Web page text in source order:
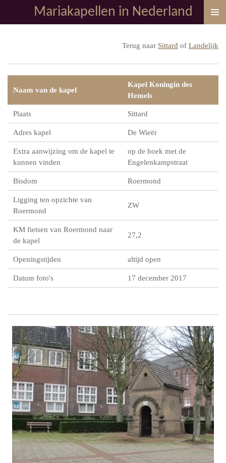
direct
Mariakapellen in Nederland
Terug naar Sittard of Landelijk
Naam van de kapel
Kapel Koningin des
Hemels
Plaats Sittard
Adres kapel De Wieër
Extra aanwijzing om de kapel te
kunnen vinden
op de hoek met de
Engelenkampstraat
Bisdom Roermond
Ligging ten opzichte van
Roermond
ZW
KM fietsen van Roermond naar
de kapel
27,2
Openingstijden altijd open
Datum foto's 17 december 2017